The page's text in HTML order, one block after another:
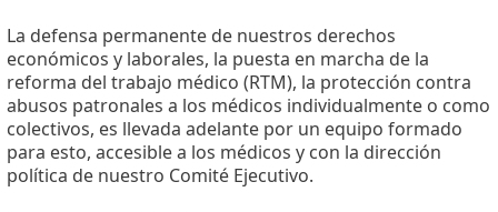
La defensa permanente de nuestros derechos
económicos y laborales, la puesta en marcha de la
reforma del trabajo médico (RTM), la protección contra
abusos patronales a los médicos individualmente o como
colectivos, es llevada adelante por un equipo formado
para esto, accesible a los médicos y con la dirección
política de nuestro Comité Ejecutivo.